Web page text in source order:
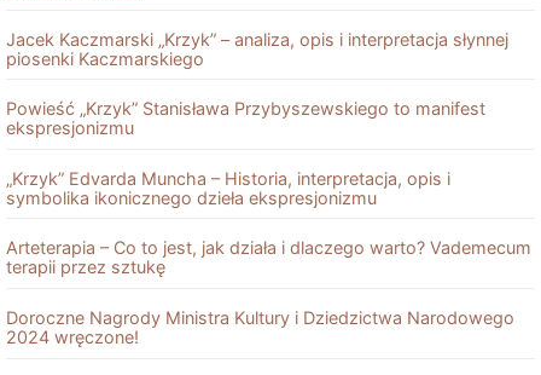
Jacek Kaczmarski „Krzyk” – analiza, opis i interpretacja słynnej
piosenki Kaczmarskiego
Powieść „Krzyk” Stanisława Przybyszewskiego to manifest
ekspresjonizmu
„Krzyk” Edvarda Muncha – Historia, interpretacja, opis i
symbolika ikonicznego dzieła ekspresjonizmu
Arteterapia – Co to jest, jak działa i dlaczego warto? Vademecum
terapii przez sztukę
Doroczne Nagrody Ministra Kultury i Dziedzictwa Narodowego
2024 wręczone!